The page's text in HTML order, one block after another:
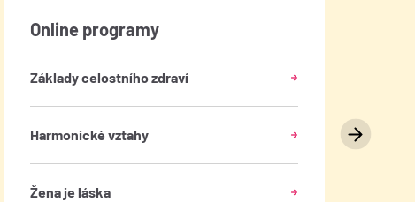
Online programy
Základy celostního zdraví
Harmonické vztahy
Žena je láska